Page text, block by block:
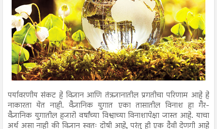
पर्यावरणीय संकट हे विज्ञान आणि तंत्रज्ञानातील प्रगतीचा परिणाम आहे हे
नाकारता येत नाही. वैज्ञानिक युगात एका तासातील विनाश हा गैर-
वैज्ञानिक युगातील हजारो वर्षांच्या विश्वाच्या विनाशापेक्षा जास्त आहे. याचा
अर्थ असा नाही की विज्ञान स्वतः दोषी आहे, परंतु ही एक दैवी देणगी आहे